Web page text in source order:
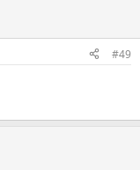
#49